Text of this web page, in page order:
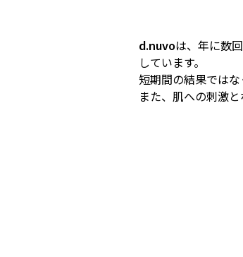
d.nuvoは、年に数
しています。
短期間の結果では
また、肌への刺激